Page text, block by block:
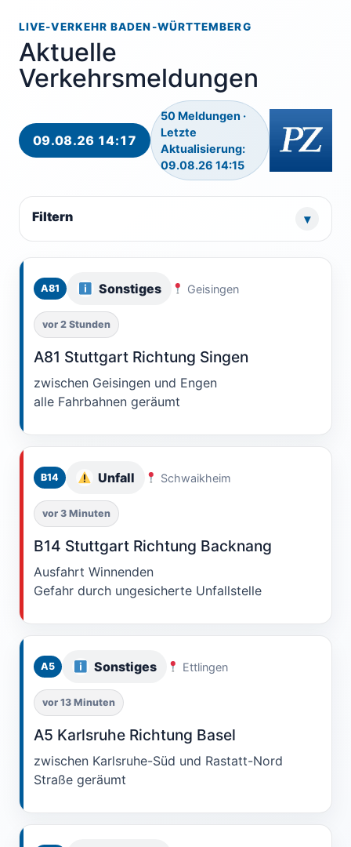
LIVE-VERKEHR BADEN-WÜRTTEMBERG
Aktuelle
Verkehrsmeldungen
09.08.26 14:17
50 Meldungen ·
Letzte
Aktualisierung:
09.08.26 14:15
Filtern
A81 Sonstiges Geisingen
vor 2 Stunden
A81 Stuttgart Richtung Singen
zwischen Geisingen und Engen
alle Fahrbahnen geräumt
B14 Unfall Schwaikheim
vor 3 Minuten
B14 Stuttgart Richtung Backnang
Ausfahrt Winnenden
Gefahr durch ungesicherte Unfallstelle
A5 Sonstiges Ettlingen
vor 13 Minuten
A5 Karlsruhe Richtung Basel
zwischen Karlsruhe-Süd und Rastatt-Nord
Straße geräumt